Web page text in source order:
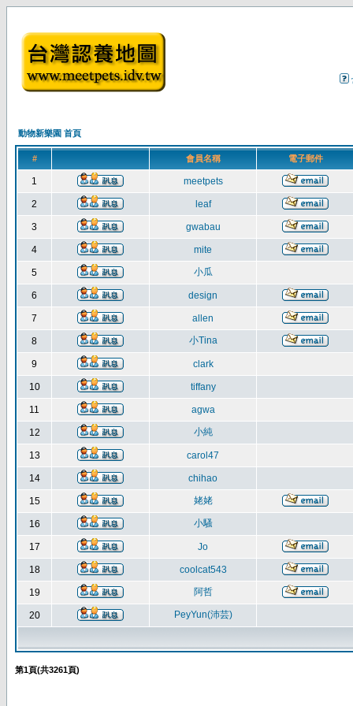
動物新樂園 首頁
# 會員名稱 電子郵件
1 meetpets
2 leaf
3 gwabau
4 mite
5 小瓜
6 design
7 allen
8 小Tina
9 clark
10 tiffany
11 agwa
12 小純
13 carol47
14 chihao
15 姥姥
16 小騷
17 Jo
18 coolcat543
19 阿哲
20 PeyYun(沛芸)
第1頁(共3261頁)